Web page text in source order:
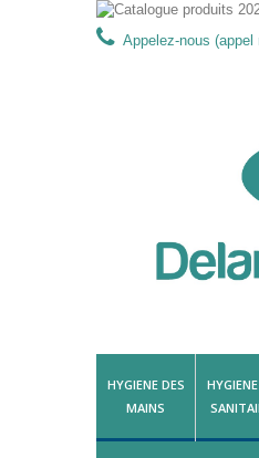
Appelez-nous (appel
HYGIENE DES
MAINS